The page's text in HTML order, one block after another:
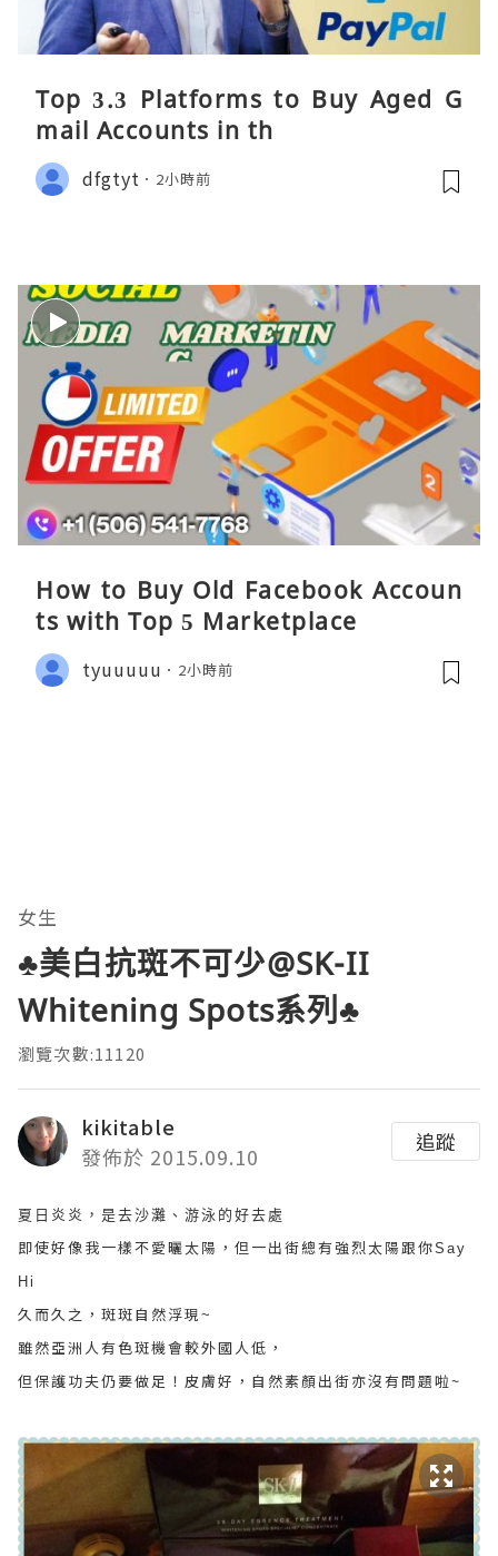
Top 3.3 Platforms to Buy Aged G
mail Accounts in th
dfgtyt 2小時前
How to Buy Old Facebook Accoun
ts​ with Top 5 Marketplace
tyuuuuu 2小時前
女生
♣美白抗斑不可少@SK-II
Whitening Spots系列♣
瀏覽次數:11120
kikitable
發佈於 2015.09.10
追蹤
夏日炎炎，是去沙灘、游泳的好去處
即使好像我一樣不愛曬太陽，但一出街總有強烈太陽跟你Say
Hi
久而久之，斑斑自然浮現 ~
雖然亞洲人有色斑機會較外國人低，
但保護功夫仍要做足！皮膚好，自然素顏出街亦沒有問題啦~